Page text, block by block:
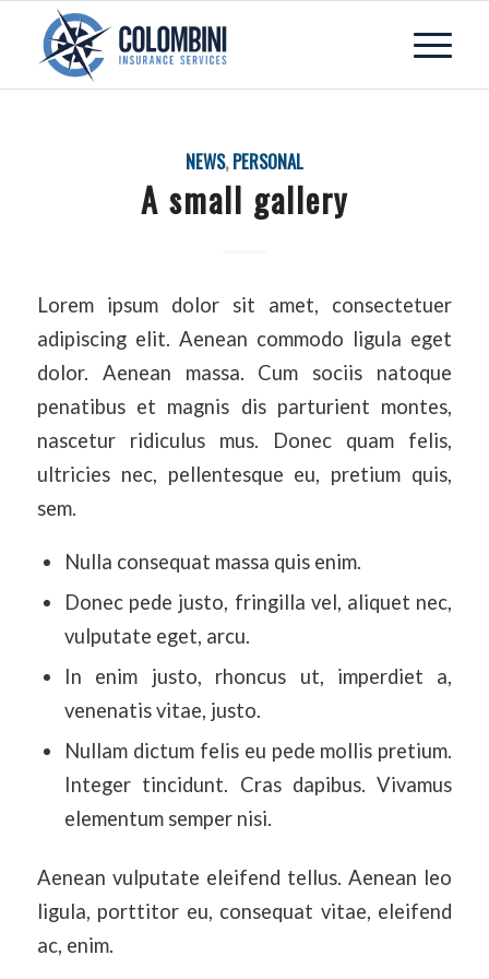
NEWS,PERSONAL
A small gallery
Lorem ipsum dolor sit amet, consectetuer
adipiscing elit. Aenean commodo ligula eget
dolor. Aenean massa. Cum sociis natoque
penatibus et magnis dis parturient montes,
nascetur ridiculus mus. Donec quam felis,
ultricies nec, pellentesque eu, pretium quis,
sem.
Nulla consequat massa quis enim.
Donec pede justo, fringilla vel, aliquet nec,
vulputate eget, arcu.
In enim justo, rhoncus ut, imperdiet a,
venenatis vitae, justo.
Nullam dictum felis eu pede mollis pretium.
Integer tincidunt. Cras dapibus. Vivamus
elementum semper nisi.
Aenean vulputate eleifend tellus. Aenean leo
ligula, porttitor eu, consequat vitae, eleifend
ac, enim.